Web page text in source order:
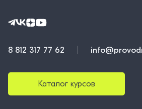
8 812 317 77 62
Каталог курсов